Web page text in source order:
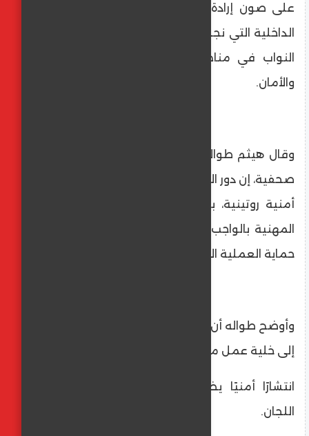
على صون إرادة الشعب، وفي مقدمتها وزارة
الداخلية التي نجحت في تأمين انتخابات مجلس
النواب في مناخ اتسم بالانضباط والشفافية
والأمان.
وقال هيثم طواله، رئيس الجبهة، في تصريحات
صحفية، إن دور الوزارة لم يكن يومًا مجرد إجراءات
أمنية روتينية، بل مهمة وطنية تندمج فيها
المهنية بالواجب، وتعكس مسؤولية كبيرة في
حماية العملية الانتخابية.
وأوضح طواله أن الوزارة تحولت خلال أيام الاقتراع
إلى خلية عمل متكاملة، شملت:
انتشارًا أمنيًا يضمن انسيابية الحركة بمحيط
اللجان.